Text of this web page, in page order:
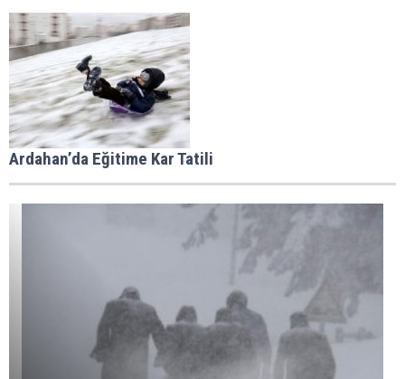
Ardahan’da Eğitime Kar Tatili